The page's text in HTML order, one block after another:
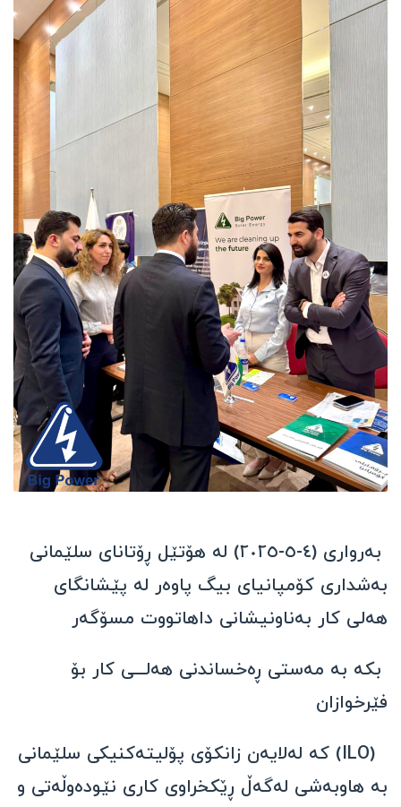
بەرواری (٤-٥-٢٠٢٥) لە هۆتێل ڕۆتانای سلێمانی
بەشدارى كۆمپانیای بیگ پاوەر لە پێشانگای
هەلی کار بەناونیشانی داهاتووت مسۆگەر
بکە بە مەستی ڕەخساندنی هەلـــی کار بۆ
فێرخوازان
(ILO) کە لەلایەن زانکۆی پۆلیتەکنیکی سلێمانی
بە هاوبەشی لەگەڵ ڕێکخراوی کاری نێودەوڵەتی و